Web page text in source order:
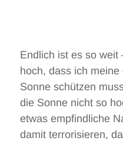
Endlich ist es so weit
hoch, dass ich
Sonne schützen
die Sonne nicht so
etwas empfindliche
damit terrorisieren,